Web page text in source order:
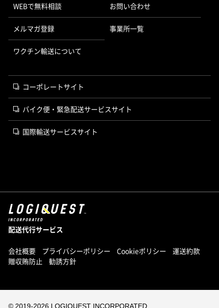
WEBで無料相談 お問い合わせ
メルマガ登録 事業所一覧
ワクチン輸送について
コーポレートサイト
バイク便・緊急配送サービスサイト
国際輸送サービスサイト
配送代行サービス
会社概要 プライバシーポリシー Cookieポリシー
運送約款
贈収賄防止
勧誘方針
© 2019-2026 LOGIQUEST INCORPORATED.